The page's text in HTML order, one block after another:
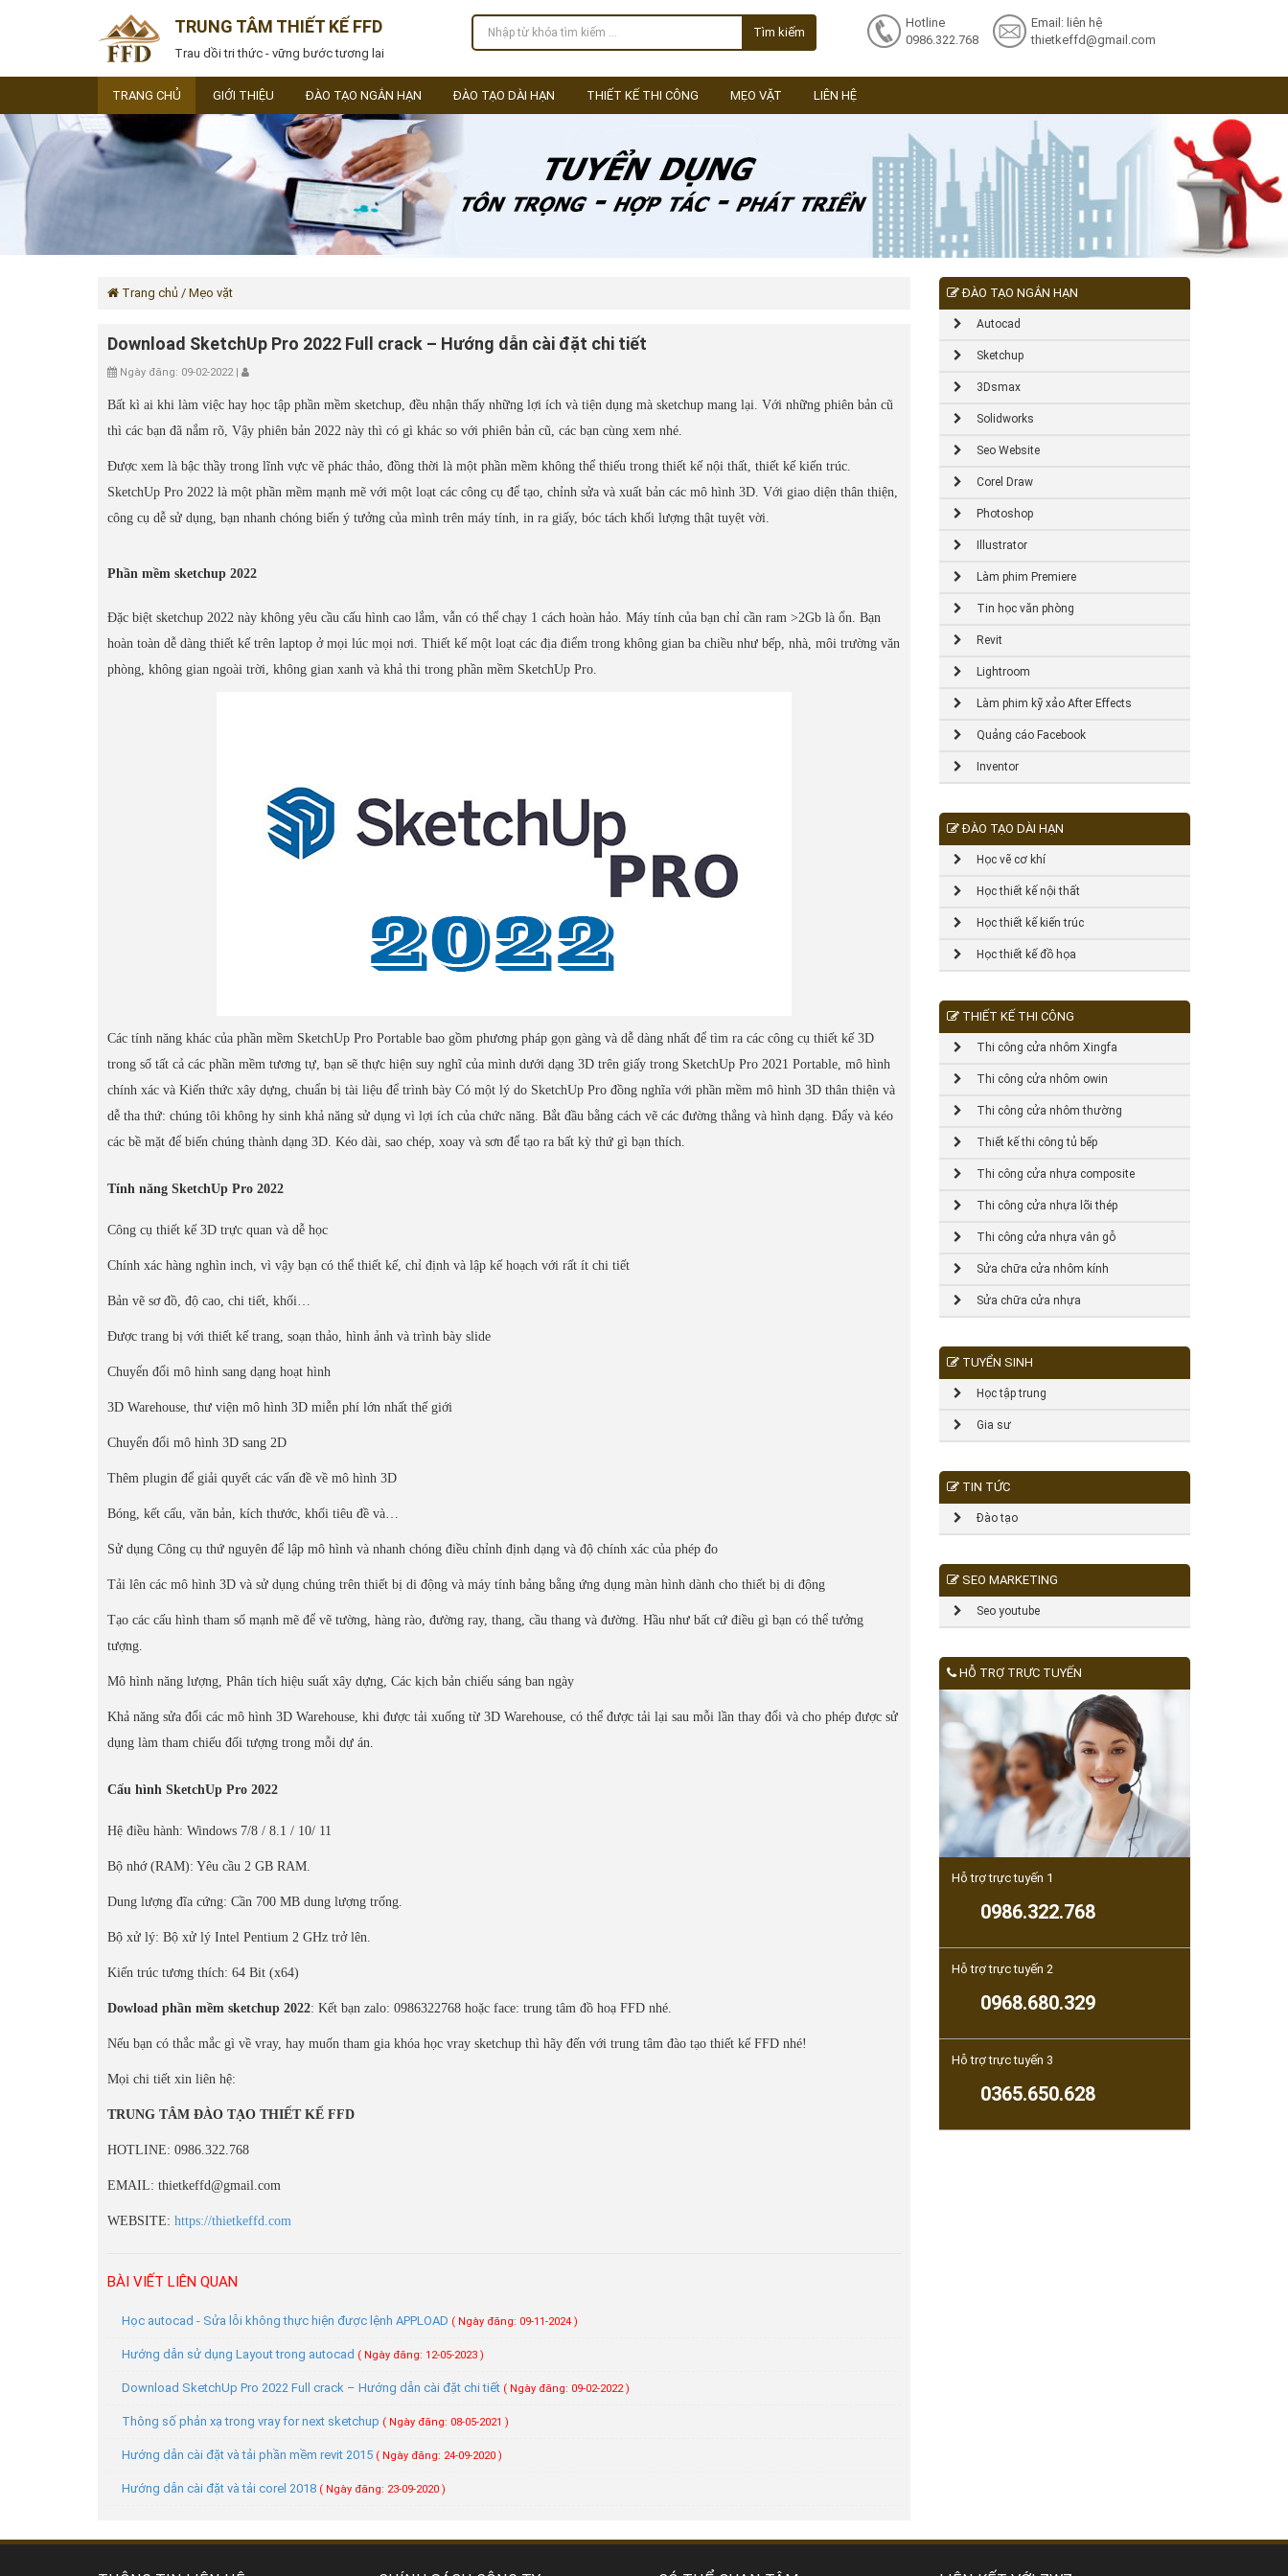
TRUNG TÂM THIẾT KẾ FFD
Trau dồi tri thức - vững bước tương lai
Tìm kiếm
Email: liên hệ
thietkeffd@gmail.com
Hotline
0986.322.768
TRANG CHỦ GIỚI THIỆU ĐÀO TẠO NGẮN HẠN ĐÀO TẠO DÀI HẠN THIẾT KẾ THI CÔNG MẸO VẶT LIÊN HỆ
Trang chủ / Mẹo vặt
Download SketchUp Pro 2022 Full crack – Hướng dẫn cài đặt chi tiết
Ngày đăng: 09-02-2022 |
Bất kì ai khi làm việc hay học tập phần mềm sketchup, đều nhận thấy những lợi ích và tiện dụng mà sketchup mang lại. Với những phiên bản cũ
thì các bạn đã nắm rõ, Vậy phiên bản 2022 này thì có gì khác so với phiên bản cũ, các bạn cùng xem nhé.
Được xem là bậc thầy trong lĩnh vực vẽ phác thảo, đồng thời là một phần mềm không thể thiếu trong thiết kế nội thất, thiết kế kiến trúc.
SketchUp Pro 2022 là một phần mềm mạnh mẽ với một loạt các công cụ để tạo, chỉnh sửa và xuất bản các mô hình 3D. Với giao diện thân thiện,
công cụ dễ sử dụng, bạn nhanh chóng biến ý tưởng của mình trên máy tính, in ra giấy, bóc tách khối lượng thật tuyệt vời.
Phần mềm sketchup 2022
Đặc biệt sketchup 2022 này không yêu cầu cấu hình cao lắm, vẫn có thể chạy 1 cách hoàn hảo. Máy tính của bạn chỉ cần ram >2Gb là ổn. Bạn
hoàn toàn dễ dàng thiết kế trên laptop ở mọi lúc mọi nơi. Thiết kế một loạt các địa điểm trong không gian ba chiều như bếp, nhà, môi trường văn
phòng, không gian ngoài trời, không gian xanh và khả thi trong phần mềm SketchUp Pro.
Các tính năng khác của phần mềm SketchUp Pro Portable bao gồm phương pháp gọn gàng và dễ dàng nhất để tìm ra các công cụ thiết kế 3D
trong số tất cả các phần mềm tương tự, bạn sẽ thực hiện suy nghĩ của mình dưới dạng 3D trên giấy trong SketchUp Pro 2021 Portable, mô hình
chính xác và Kiến thức xây dựng, chuẩn bị tài liệu để trình bày Có một lý do SketchUp Pro đồng nghĩa với phần mềm mô hình 3D thân thiện và
dễ tha thứ: chúng tôi không hy sinh khả năng sử dụng vì lợi ích của chức năng. Bắt đầu bằng cách vẽ các đường thẳng và hình dạng. Đẩy và kéo
các bề mặt để biến chúng thành dạng 3D. Kéo dài, sao chép, xoay và sơn để tạo ra bất kỳ thứ gì bạn thích.
Tính năng SketchUp Pro 2022
Công cụ thiết kế 3D trực quan và dễ học
Chính xác hàng nghìn inch, vì vậy bạn có thể thiết kế, chỉ định và lập kế hoạch với rất ít chi tiết
Bản vẽ sơ đồ, độ cao, chi tiết, khối…
Được trang bị với thiết kế trang, soạn thảo, hình ảnh và trình bày slide
Chuyển đổi mô hình sang dạng hoạt hình
3D Warehouse, thư viện mô hình 3D miễn phí lớn nhất thế giới
Chuyển đổi mô hình 3D sang 2D
Thêm plugin để giải quyết các vấn đề về mô hình 3D
Bóng, kết cấu, văn bản, kích thước, khối tiêu đề và…
Sử dụng Công cụ thứ nguyên để lập mô hình và nhanh chóng điều chỉnh định dạng và độ chính xác của phép đo
Tải lên các mô hình 3D và sử dụng chúng trên thiết bị di động và máy tính bảng bằng ứng dụng màn hình dành cho thiết bị di động
Tạo các cấu hình tham số mạnh mẽ để vẽ tường, hàng rào, đường ray, thang, cầu thang và đường. Hầu như bất cứ điều gì bạn có thể tưởng
tượng.
Mô hình năng lượng, Phân tích hiệu suất xây dựng, Các kịch bản chiếu sáng ban ngày
Khả năng sửa đổi các mô hình 3D Warehouse, khi được tải xuống từ 3D Warehouse, có thể được tải lại sau mỗi lần thay đổi và cho phép được sử
dụng làm tham chiếu đối tượng trong mỗi dự án.
Cấu hình SketchUp Pro 2022
Hệ điều hành: Windows 7/8 / 8.1 / 10/ 11
Bộ nhớ (RAM): Yêu cầu 2 GB RAM.
Dung lượng đĩa cứng: Cần 700 MB dung lượng trống.
Bộ xử lý: Bộ xử lý Intel Pentium 2 GHz trở lên.
Kiến trúc tương thích: 64 Bit (x64)
Dowload phần mềm sketchup 2022: Kết bạn zalo: 0986322768 hoặc face: trung tâm đồ hoạ FFD nhé.
Nếu bạn có thắc mắc gì về vray, hay muốn tham gia khóa học vray sketchup thì hãy đến với trung tâm đào tạo thiết kế FFD nhé!
Mọi chi tiết xin liên hệ:
TRUNG TÂM ĐÀO TẠO THIẾT KẾ FFD
HOTLINE: 0986.322.768
EMAIL: thietkeffd@gmail.com
WEBSITE: https://thietkeffd.com
BÀI VIẾT LIÊN QUAN
Học autocad - Sửa lỗi không thực hiện được lệnh APPLOAD ( Ngày đăng: 09-11-2024 )
Hướng dẫn sử dụng Layout trong autocad ( Ngày đăng: 12-05-2023 )
Download SketchUp Pro 2022 Full crack – Hướng dẫn cài đặt chi tiết ( Ngày đăng: 09-02-2022 )
Thông số phản xạ trong vray for next sketchup ( Ngày đăng: 08-05-2021 )
Hướng dẫn cài đặt và tải phần mềm revit 2015 ( Ngày đăng: 24-09-2020 )
Hướng dẫn cài đặt và tải corel 2018 ( Ngày đăng: 23-09-2020 )
ĐÀO TẠO NGẮN HẠN
Autocad
Sketchup
3Dsmax
Solidworks
Seo Website
Corel Draw
Photoshop
Illustrator
Làm phim Premiere
Tin học văn phòng
Revit
Lightroom
Làm phim kỹ xảo After Effects
Quảng cáo Facebook
Inventor
ĐÀO TẠO DÀI HẠN
Học vẽ cơ khí
Học thiết kế nội thất
Học thiết kế kiến trúc
Học thiết kế đồ họa
THIẾT KẾ THI CÔNG
Thi công cửa nhôm Xingfa
Thi công cửa nhôm owin
Thi công cửa nhôm thường
Thiết kế thi công tủ bếp
Thi công cửa nhựa composite
Thi công cửa nhựa lõi thép
Thi công cửa nhựa vân gỗ
Sửa chữa cửa nhôm kính
Sửa chữa cửa nhựa
TUYỂN SINH
Học tập trung
Gia sư
TIN TỨC
Đào tạo
SEO MARKETING
Seo youtube
HỖ TRỢ TRỰC TUYẾN
Hỗ trợ trực tuyến 1
0986.322.768
Hỗ trợ trực tuyến 2
0968.680.329
Hỗ trợ trực tuyến 3
0365.650.628